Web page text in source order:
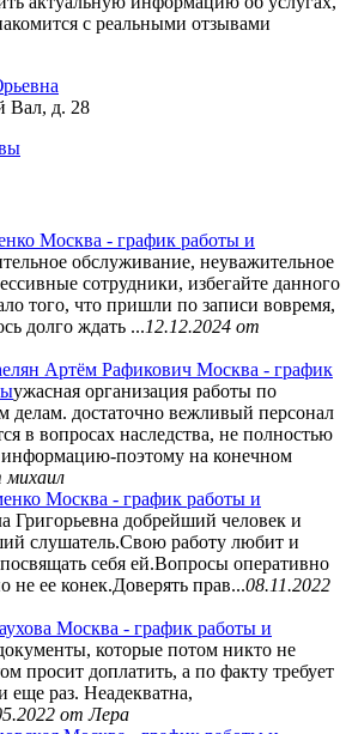
с реальными отзывами
Вал, д. 28
Москва - график работы и
обслуживание, неуважительное
сотрудники, избегайте данного
того, что пришли по записи вовремя,
долго ждать ...12.12.2024 от
Артём Рафикович Москва - график
ужасная организация работы по
делам. достаточно вежливый персонал
в вопросах наследства, не полностью
информацию-поэтому на конечном
михаил
Москва - график работы и
Григорьевна добрейший человек и
слушатель.Свою работу любит и
себя ей.Вопросы оперативно
не ее конек.Доверять прав...08.11.2022
Москва - график работы и
которые потом никто не
просит доплатить, а по факту требует
еще раз. Неадекватна,
от Лера